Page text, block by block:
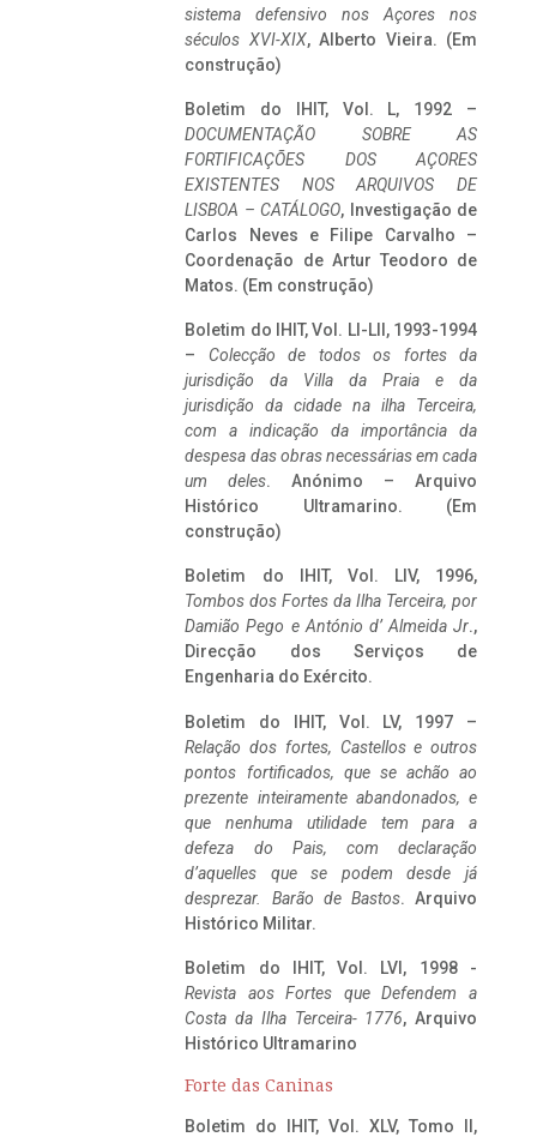
sistema defensivo nos Açores nos
séculos XVI-XIX, Alberto Vieira. (Em
construção)
Boletim do IHIT, Vol. L, 1992 –
DOCUMENTAÇÃO SOBRE AS
FORTIFICAÇÕES DOS AÇORES
EXISTENTES NOS ARQUIVOS DE
LISBOA – CATÁLOGO, Investigação de
Carlos Neves e Filipe Carvalho –
Coordenação de Artur Teodoro de
Matos. (Em construção)
Boletim do IHIT, Vol. LI-LII, 1993-1994
– Colecção de todos os fortes da
jurisdição da Villa da Praia e da
jurisdição da cidade na ilha Terceira,
com a indicação da importância da
despesa das obras necessárias em cada
um deles. Anónimo – Arquivo
Histórico Ultramarino. (Em
construção)
Boletim do IHIT, Vol. LIV, 1996,
Tombos dos Fortes da Ilha Terceira, por
Damião Pego e António d’ Almeida Jr.,
Direcção dos Serviços de
Engenharia do Exército.
Boletim do IHIT, Vol. LV, 1997 –
Relação dos fortes, Castellos e outros
pontos fortificados, que se achão ao
prezente inteiramente abandonados, e
que nenhuma utilidade tem para a
defeza do Pais, com declaração
d’aquelles que se podem desde já
desprezar. Barão de Bastos. Arquivo
Histórico Militar.
Boletim do IHIT, Vol. LVI, 1998 -
Revista aos Fortes que Defendem a
Costa da Ilha Terceira- 1776, Arquivo
Histórico Ultramarino
Forte das Caninas
Boletim do IHIT, Vol. XLV, Tomo II,